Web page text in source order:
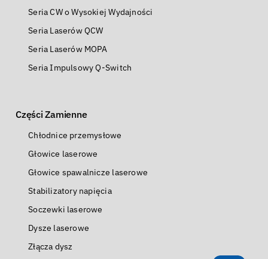
Seria CW o Wysokiej Wydajności
Seria Laserów QCW
Seria Laserów MOPA
Seria Impulsowy Q-Switch
Części Zamienne
Chłodnice przemysłowe
Głowice laserowe
Głowice spawalnicze laserowe
Stabilizatory napięcia
Soczewki laserowe
Dysze laserowe
Złącza dysz